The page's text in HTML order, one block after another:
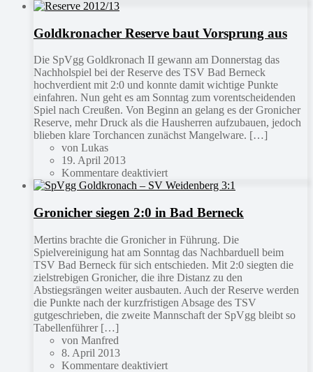
Goldkronacher Reserve baut Vorsprung aus
Die SpVgg Goldkronach II gewann am Donnerstag das
Nachholspiel bei der Reserve des TSV Bad Berneck
hochverdient mit 2:0 und konnte damit wichtige Punkte
einfahren. Nun geht es am Sonntag zum vorentscheidenden
Spiel nach Creußen. Von Beginn an gelang es der Gronicher
Reserve, mehr Druck als die Hausherren aufzubauen, jedoch
blieben klare Torchancen zunächst Mangelware. […]
von Lukas
19. April 2013
Kommentare deaktiviert
Gronicher siegen 2:0 in Bad Berneck
Mertins brachte die Gronicher in Führung. Die
Spielvereinigung hat am Sonntag das Nachbarduell beim
TSV Bad Berneck für sich entschieden. Mit 2:0 siegten die
zielstrebigen Gronicher, die ihre Distanz zu den
Abstiegsrängen weiter ausbauten. Auch der Reserve werden
die Punkte nach der kurzfristigen Absage des TSV
gutgeschrieben, die zweite Mannschaft der SpVgg bleibt so
Tabellenführer […]
von Manfred
8. April 2013
Kommentare deaktiviert